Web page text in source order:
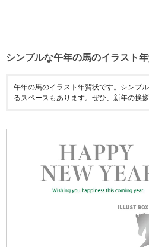
シンプルな午年の馬のイラスト
午年の馬のイラスト年賀状です。シンプ
るスペースもあります。ぜひ、新年の挨